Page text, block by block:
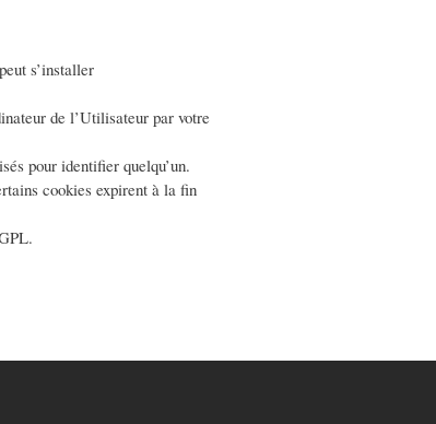
s’installer
de l’Utilisateur par votre
pour identifier quelqu’un.
cookies expirent à la fin